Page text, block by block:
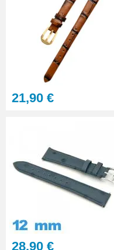
21,90 €
28,90 €